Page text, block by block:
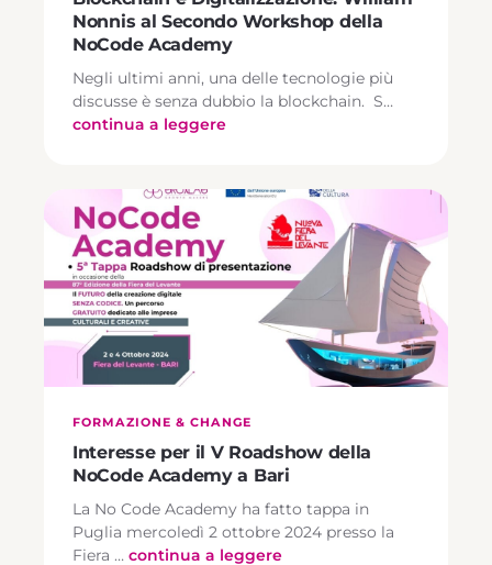
Nonnis al Secondo Workshop della
NoCode Academy
Negli ultimi anni, una delle tecnologie più
discusse è senza dubbio la blockchain. S…
continua a leggere
FORMAZIONE & CHANGE
Interesse per il V Roadshow della
NoCode Academy a Bari
La No Code Academy ha fatto tappa in
Puglia mercoledì 2 ottobre 2024 presso la
Fiera … continua a leggere